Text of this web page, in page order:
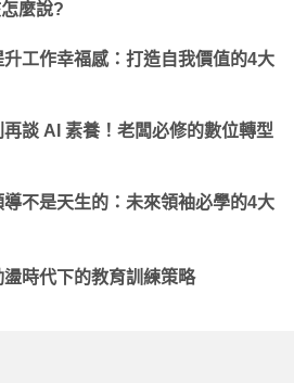
麼說?
升工作幸福感：打造自我價值的4大
再談 AI 素養！老闆必修的數位轉型
導不是天生的：未來領袖必學的4大
盪時代下的教育訓練策略